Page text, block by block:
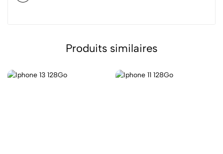
Produits similaires